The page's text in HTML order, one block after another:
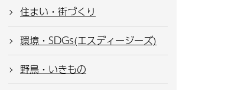
住まい・街づくり
環境・SDGs(エスディージーズ)
野鳥・いきもの